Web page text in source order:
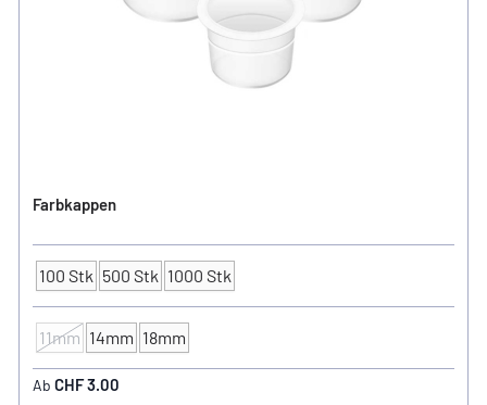
Farbkappen
Verpackungseinheit
100 Stk 500 Stk 1000 Stk
FARBKAPPEN - Ø
11mm 14mm 18mm
Ab CHF 3.00